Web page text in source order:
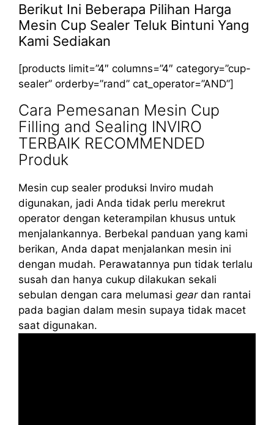
Berikut Ini Beberapa Pilihan Harga
Mesin Cup Sealer Teluk Bintuni Yang
Kami Sediakan
[products limit=”4″ columns=”4″ category=”cup-
sealer” orderby=”rand” cat_operator=”AND”]
Cara Pemesanan Mesin Cup
Filling and Sealing INVIRO
TERBAIK RECOMMENDED
Produk
Mesin cup sealer produksi Inviro mudah
digunakan, jadi Anda tidak perlu merekrut
operator dengan keterampilan khusus untuk
menjalankannya. Berbekal panduan yang kami
berikan, Anda dapat menjalankan mesin ini
dengan mudah. Perawatannya pun tidak terlalu
susah dan hanya cukup dilakukan sekali
sebulan dengan cara melumasi geardan rantai
pada bagian dalam mesin supaya tidak macet
saat digunakan.